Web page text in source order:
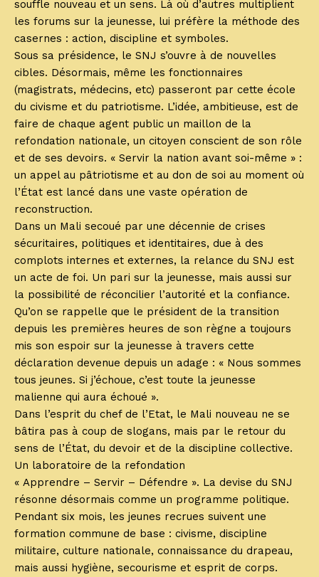
souffle nouveau et un sens. Là où d’autres multiplient
les forums sur la jeunesse, lui préfère la méthode des
casernes : action, discipline et symboles.
Sous sa présidence, le SNJ s’ouvre à de nouvelles
cibles. Désormais, même les fonctionnaires
(magistrats, médecins, etc) passeront par cette école
du civisme et du patriotisme. L’idée, ambitieuse, est de
faire de chaque agent public un maillon de la
refondation nationale, un citoyen conscient de son rôle
et de ses devoirs. « Servir la nation avant soi-même » :
un appel au pâtriotisme et au don de soi au moment où
l’État est lancé dans une vaste opération de
reconstruction.
Dans un Mali secoué par une décennie de crises
sécuritaires, politiques et identitaires, due à des
complots internes et externes, la relance du SNJ est
un acte de foi. Un pari sur la jeunesse, mais aussi sur
la possibilité de réconcilier l’autorité et la confiance.
Qu’on se rappelle que le président de la transition
depuis les premières heures de son règne a toujours
mis son espoir sur la jeunesse à travers cette
déclaration devenue depuis un adage : « Nous sommes
tous jeunes. Si j’échoue, c’est toute la jeunesse
malienne qui aura échoué ».
Dans l’esprit du chef de l’Etat, le Mali nouveau ne se
bâtira pas à coup de slogans, mais par le retour du
sens de l’État, du devoir et de la discipline collective.
Un laboratoire de la refondation
« Apprendre – Servir – Défendre ». La devise du SNJ
résonne désormais comme un programme politique.
Pendant six mois, les jeunes recrues suivent une
formation commune de base : civisme, discipline
militaire, culture nationale, connaissance du drapeau,
mais aussi hygiène, secourisme et esprit de corps.